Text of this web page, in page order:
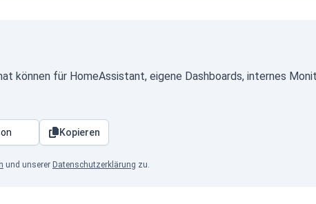
können für HomeAssistant, eigene Dashboards, internes
Kopieren
und unserer Datenschutzerklärung zu.